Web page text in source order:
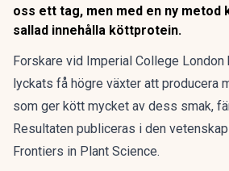
oss ett tag, men med en ny metod
sallad innehålla köttprotein.
Forskare vid Imperial College
lyckats få högre växter att producera
som ger kött mycket av dess smak,
Resultaten publiceras i den
Frontiers in Plant Science.